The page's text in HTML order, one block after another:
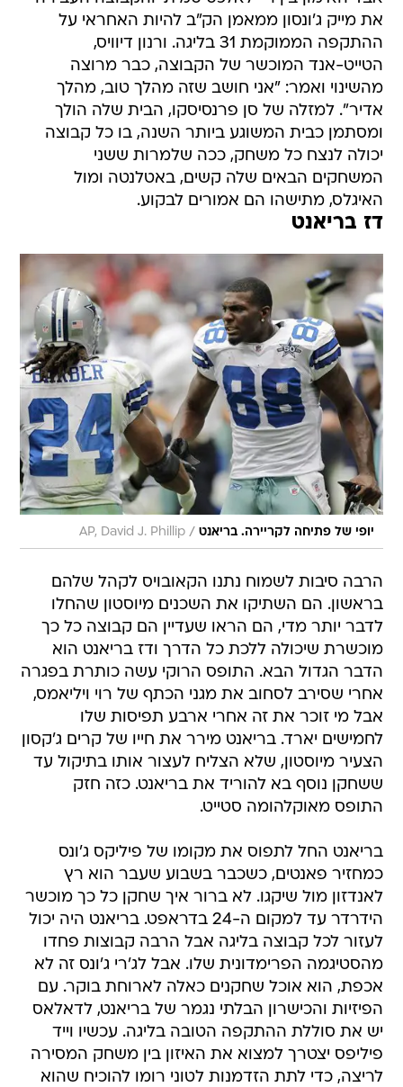
את מייק ג'ונסון ממאמן הק"ב להיות האחראי על
ההתקפה הממוקמת 31 בליגה. ורנון דיוויס,
הטייט-אנד המוכשר של הקבוצה, כבר מרוצה
מהשינוי ואמר: "אני חושב שזה מהלך טוב, מהלך
אדיר". למזלה של סן פרנסיסקו, הבית שלה הולך
ומסתמן כבית המשוגע ביותר השנה, בו כל קבוצה
יכולה לנצח כל משחק, ככה שלמרות ששני
המשחקים הבאים שלה קשים, באטלנטה ומול
האיגלס, מתישהו הם אמורים לבקוע.
דז בריאנט
יופי של פתיחה לקריירה. בריאנט /
AP, David J. Phillip
הרבה סיבות לשמוח נתנו הקאובויס לקהל שלהם
בראשון. הם השתיקו את השכנים מיוסטון שהחלו
לדבר יותר מדי, הם הראו שעדיין הם קבוצה כל כך
מוכשרת שיכולה ללכת כל הדרך ודז בריאנט הוא
הדבר הגדול הבא. התופס הרוקי עשה כותרת בפגרה
אחרי שסירב לסחוב את מגני הכתף של רוי ויליאמס,
אבל מי זוכר את זה אחרי ארבע תפיסות שלו
לחמישים יארד. בריאנט מירר את חייו של קרים ג'קסון
הצעיר מיוסטון, שלא הצליח לעצור אותו בתיקול עד
ששחקן נוסף בא להוריד את בריאנט. כזה חזק
התופס מאוקלהומה סטייט.
בריאנט החל לתפוס את מקומו של פיליקס ג'ונס
כמחזיר פאנטים, כשכבר בשבוע שעבר הוא רץ
לאנדזון מול שיקגו. לא ברור איך שחקן כל כך מוכשר
הידרדר עד למקום ה-24 בדראפט. בריאנט היה יכול
לעזור לכל קבוצה בליגה אבל הרבה קבוצות פחדו
מהסטיגמה הפרימדונית שלו. אבל לג'רי ג'ונס זה לא
אכפת, הוא אוכל שחקנים כאלה לארוחת בוקר. עם
הפיזיות והכישרון הבלתי נגמר של בריאנט, לדאלאס
יש את סוללת ההתקפה הטובה בליגה. עכשיו וייד
פיליפס יצטרך למצוא את האיזון בין משחק המסירה
לריצה, כדי לתת הזדמנות לטוני רומו להוכיח שהוא